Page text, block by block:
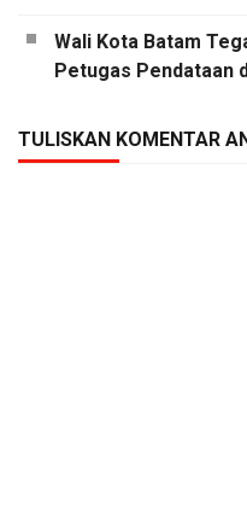
Wali Kota Batam
Petugas Pendataan
TULISKAN KOMENTAR